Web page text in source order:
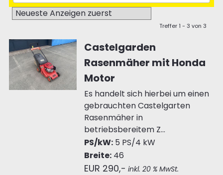
Treffer 1 - 3 von 3
Castelgarden
Rasenmäher mit Honda
Motor
Es handelt sich hierbei um einen
gebrauchten Castelgarten
Rasenmäher in
betriebsbereitem Z...
PS/kW:5 PS/4 kW
Breite:46
EUR 290,- inkl. 20 % MwSt.